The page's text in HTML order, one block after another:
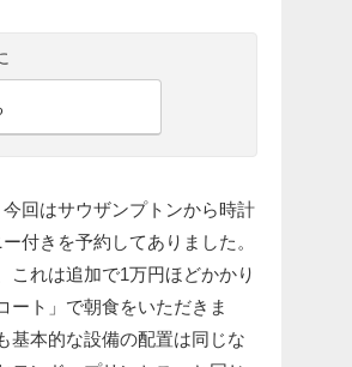
回はサウザンプトンから時計
付きを予約してありました。
これは追加で1万円ほどかかり
ート」で朝食をいただきま
基本的な設備の配置は同じな